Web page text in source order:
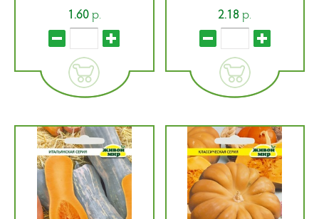
1.60р. 2.18р.